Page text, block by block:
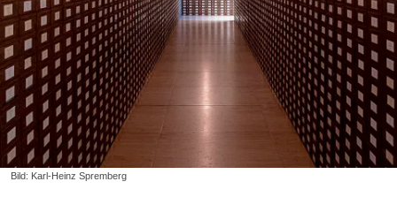
Bild: Karl-Heinz Spremberg